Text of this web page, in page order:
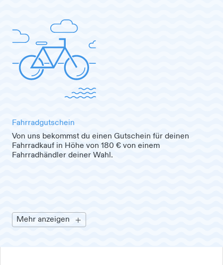
Fahrradgutschein
Von uns bekommst du einen Gutschein für deinen
Fahrradkauf in Höhe von 180 € von einem
Fahrradhändler deiner Wahl.
Mehr anzeigen